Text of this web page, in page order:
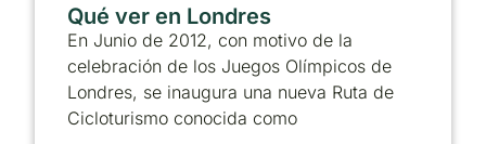
Qué ver en Londres
En Junio de 2012, con motivo de la
celebración de los Juegos Olímpicos de
Londres, se inaugura una nueva Ruta de
Cicloturismo conocida como